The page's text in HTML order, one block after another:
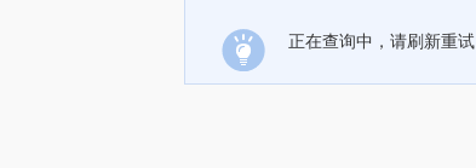
正在查询中，请刷新重试